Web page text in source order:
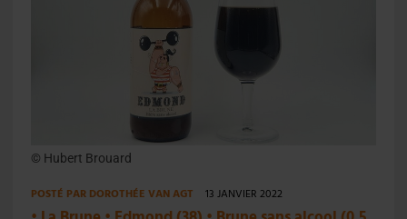
© Hubert Brouard
POSTÉ PAR DOROTHÉE VAN AGT 13 JANVIER 2022